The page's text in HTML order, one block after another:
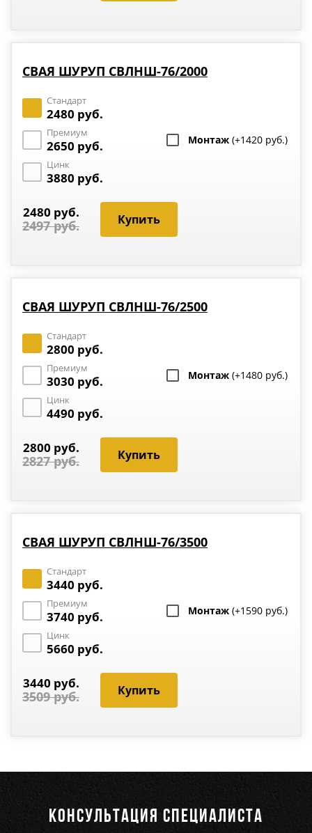
СВАЯ ШУРУП СВЛНШ-76/2000
Стандарт
2480 руб.
Премиум
2650 руб.
Цинк
3880 руб.
Монтаж (+1420 руб.)
2480 руб.
2497 руб.
СВАЯ ШУРУП СВЛНШ-76/2500
Стандарт
2800 руб.
Премиум
3030 руб.
Цинк
4490 руб.
Монтаж (+1480 руб.)
2800 руб.
2827 руб.
СВАЯ ШУРУП СВЛНШ-76/3500
Стандарт
3440 руб.
Премиум
3740 руб.
Цинк
5660 руб.
Монтаж (+1590 руб.)
3440 руб.
3509 руб.
КОНСУЛЬТАЦИЯ СПЕЦИАЛИСТА